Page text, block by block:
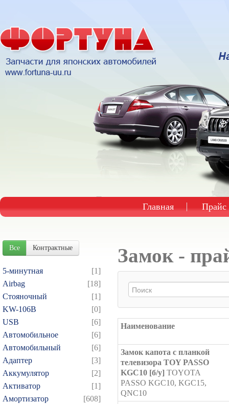
Главная Прайс
Все Контрактные
5-минутная
[1]
Airbag
[18]
Cтояночный
[1]
KW-106B
[0]
USB
[6]
Автомобильное
[6]
Автомобильный
[6]
Адаптер
[3]
Аккумулятор
[2]
Активатор
[1]
Амортизатор
[608]
Замок -
Наименование
Замок капота с планкой
телевизора TOY PASSO
KGC10 [б/у] TOYOTA
PASSO KGC10, KGC15,
QNC10